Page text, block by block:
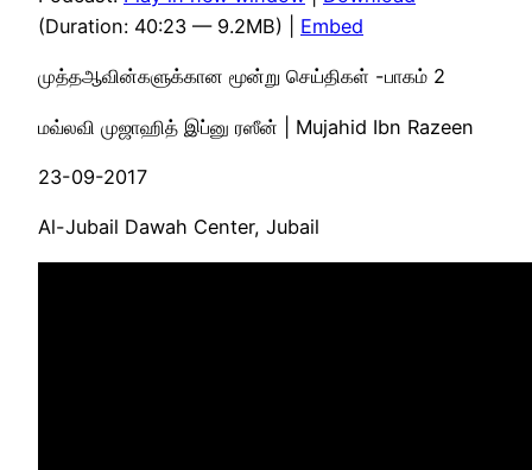
(Duration: 40:23 — 9.2MB) | Embed
முத்தஆவின்களுக்கான மூன்று செய்திகள் -பாகம் 2
மவ்லவி முஜாஹித் இப்னு ரஸீன் | Mujahid Ibn Razeen
23-09-2017
Al-Jubail Dawah Center, Jubail